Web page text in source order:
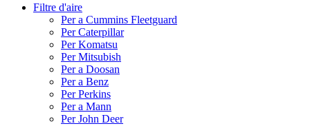
Filtre d'aire
Per a Cummins Fleetguard
Per Caterpillar
Per Komatsu
Per Mitsubish
Per a Doosan
Per a Benz
Per Perkins
Per a Mann
Per John Deer